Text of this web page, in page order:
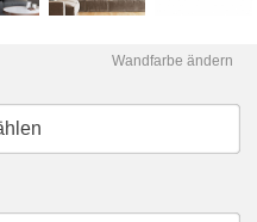
Wandfarbe ändern